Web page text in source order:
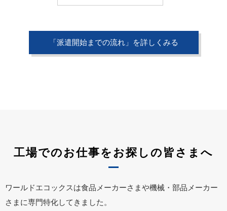
「派遣開始までの流れ」を詳しくみる
工場でのお仕事をお探しの皆さまへ
ワールドエコックスは食品メーカーさまや機械・部品メーカー
さまに専門特化してきました。